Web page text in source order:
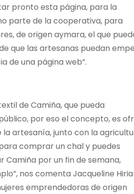
pronto esta página, para la
parte de la cooperativa, para
de origen aymara, el que
que las artesanas puedan
de una página web”.
de Camiña, que pueda
por eso el concepto, es
artesanía, junto con la
comprar un chal y puedes
por un fin de semana,
nos comenta Jacqueline
emprendedoras de origen